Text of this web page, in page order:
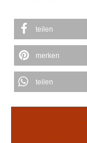
teilen
merken
teilen